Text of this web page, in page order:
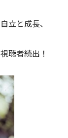
立と成長、
聴者続出！